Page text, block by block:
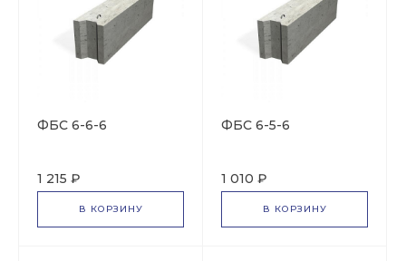
ФБС 6-6-6
1 215 ₽
В КОРЗИНУ
ФБС 6-5-6
1 010 ₽
В КОРЗИНУ